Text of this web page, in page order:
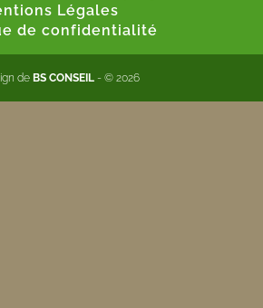
Légales
de confidentialité
de BS CONSEIL- © 2026